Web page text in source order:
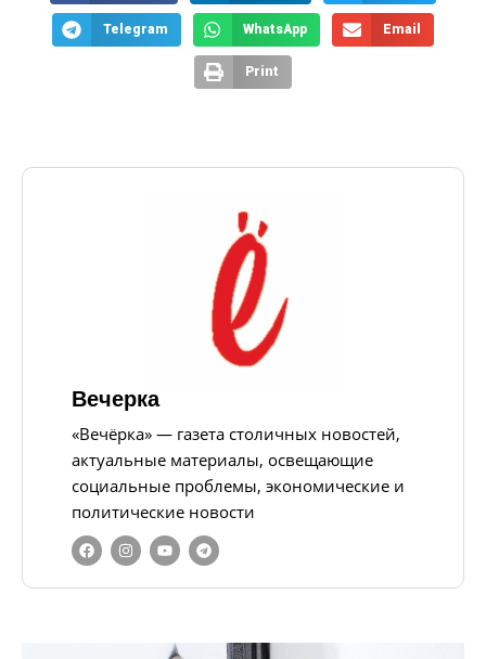
Telegram WhatsApp Email
Print
Вечерка
«Вечёрка» — газета столичных новостей,
актуальные материалы, освещающие
социальные проблемы, экономические и
политические новости